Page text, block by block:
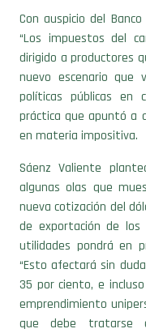
Con auspicio del
“Los impuestos del
dirigido a productores
nuevo escenario
políticas públicas en
práctica que apuntó a
en materia impositiva.
Sáenz Valiente
algunas olas que
nueva cotización del
de exportación de los
utilidades pondrá en
“Esto afectará sin
35 por ciento, e
emprendimiento
que debe tratarse